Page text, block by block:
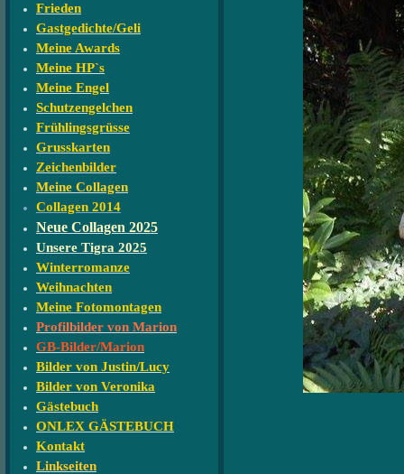
Frieden
Gastgedichte/Geli
Meine Awards
Meine HP`s
Meine Engel
Schutzengelchen
Frühlingsgrüsse
Grusskarten
Zeichenbilder
Meine Collagen
Collagen 2014
Neue Collagen 2025
Unsere Tigra 2025
Winterromanze
Weihnachten
Meine Fotomontagen
Profilbilder von Marion
GB-Bilder/Marion
Bilder von Justin/Lucy
Bilder von Veronika
Gästebuch
ONLEX GÄSTEBUCH
Kontakt
Linkseiten